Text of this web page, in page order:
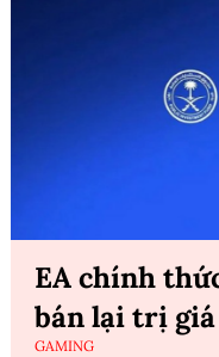
EA chính
bán lại trị giá
GAMING